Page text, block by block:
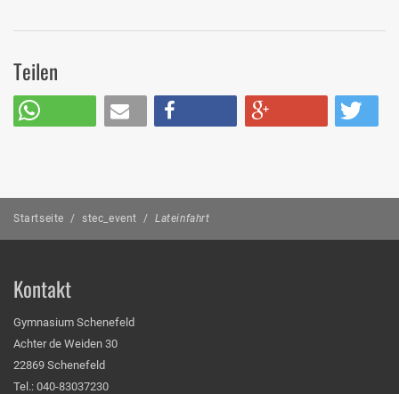
Teilen
Startseite / stec_event / Lateinfahrt
Kontakt
Gymnasium Schenefeld
Achter de Weiden 30
22869 Schenefeld
Tel.: 040-83037230